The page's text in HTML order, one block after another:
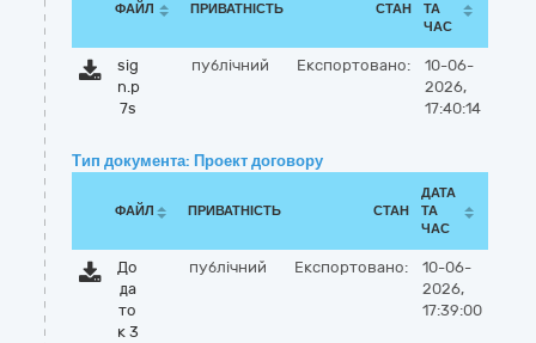
ФАЙЛ ПРИВАТНІСТЬ СТАН
ТА
ЧАС
sig
n.p
7s
публічний Експортовано:
10-06-
2026,
17:40:14
Тип документа: Проект договору
ФАЙЛ ПРИВАТНІСТЬ СТАН
ДАТА
ТА
ЧАС
До
да
то
к 3
публічний Експортовано:
10-06-
2026,
17:39:00